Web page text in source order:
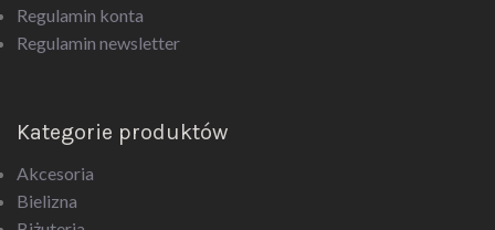
Regulamin newsletter
Akcesoria
Bielizna
Biżuteria